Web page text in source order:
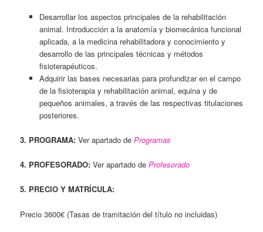
Desarrollar los aspectos principales de la rehabilitación
animal. Introducción a la anatomía y biomecánica funcional
aplicada, a la medicina rehabilitadora y conocimiento y
desarrollo de las principales técnicas y métodos
fisioterapéuticos.
Adquirir las bases necesarias para profundizar en el campo
de la fisioterapia y rehabilitación animal, equina y de
pequeños animales, a través de las respectivas titulaciones
posteriores.
3. PROGRAMA: Ver apartado deProgramas
4. PROFESORADO: Ver apartado deProfesorado
5. PRECIO Y MATRÍCULA:
Precio 3600€ (Tasas de tramitación del título no incluidas)